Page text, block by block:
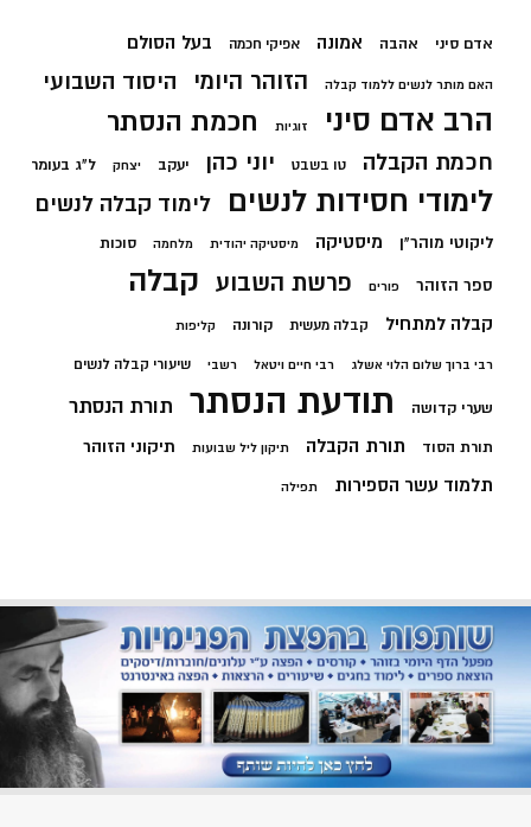
אדם סיני אהבה אמונה אפיקי חכמה בעל הסולם
האם מותר לנשים ללמוד קבלה הזוהר היומי היסוד השבועי
הרב אדם סיני זוגיות חכמת הנסתר
חכמת הקבלה טו בשבט יוני כהן יעקב יצחק ל"ג בעומר
לימודי חסידות לנשים לימוד קבלה לנשים
ליקוטי מוהר"ן מיסטיקה מיסטיקה יהודית מלחמה סוכות
ספר הזוהר פורים פרשת השבוע קבלה
קבלה למתחיל קבלה מעשית קורונה קליפות
רבי ברוך שלום הלוי אשלג רבי חיים ויטאל רשבי שיעורי קבלה לנשים
שערי קדושה תודעת הנסתר תורת הנסתר
תורת הסוד תורת הקבלה תיקון ליל שבועות תיקוני הזוהר
תלמוד עשר הספירות תפילה